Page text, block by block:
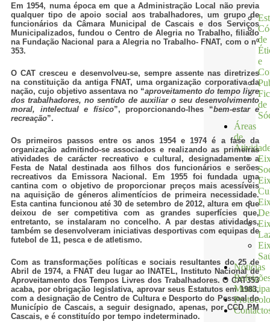
de
e
de
Áreas
de
Notícias
Em 1954, numa época em que a Administração Local não previa
qualquer tipo de apoio social aos trabalhadores, um grupo de
funcionários da Câmara Municipal de Cascais e dos Serviços
Municipalizados, fundou o Centro de Alegria no Trabalho, filiado
na Fundação Nacional para a Alegria no Trabalho- FNAT, com o nº
353.
O CAT cresceu e desenvolveu-se, sempre assente nas diretrizes
na constituição da antiga FNAT, uma organização corporativa da
nação, cujo objetivo assentava no “aproveitamento do tempo livre
dos trabalhadores, no sentido de auxiliar o seu desenvolvimento
moral, intelectual e físico”, proporcionando-lhes “bem-estar e
recreação”.
Os primeiros passos entre os anos 1954 e 1974 é a fase da
organização admitindo-se associados e realizando as primeiras
atividades de carácter recreativo e cultural, designadamente a
Festa de Natal destinada aos filhos dos funcionários e serões
recreativos da Emissora Nacional. Em 1955 foi fundada uma
cantina com o objetivo de proporcionar preços mais acessíveis
na aquisição de géneros alimentícios de primeira necessidade.
Esta cantina funcionou até 30 de setembro de 2012, altura em que
deixou de ser competitiva com as grandes superfícies que,
entretanto, se instalaram no concelho. A par destas atividades,
também se desenvolveram iniciativas desportivas com equipas de
futebol de 11, pesca e de atletismo.
Com as transformações políticas e sociais resultantes do 25 de
Abril de 1974, a FNAT deu lugar ao INATEL, Instituto Nacional de
Aproveitamento dos Tempos Livres dos Trabalhadores. O CAT353
acaba, por obrigação legislativa, aprovar seus Estatutos em 1983,
com a designação de Centro de Cultura e Desporto do Pessoal do
Município de Cascais, a seguir designado, apenas, por CCD PM
Cascais, e é constituído por tempo indeterminado.